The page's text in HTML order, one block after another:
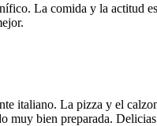
La comida y la actitud
italiano. La pizza y el
muy bien preparada.